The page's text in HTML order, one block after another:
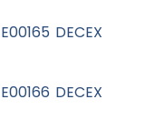
E00165 DECEX
E00166 DECEX